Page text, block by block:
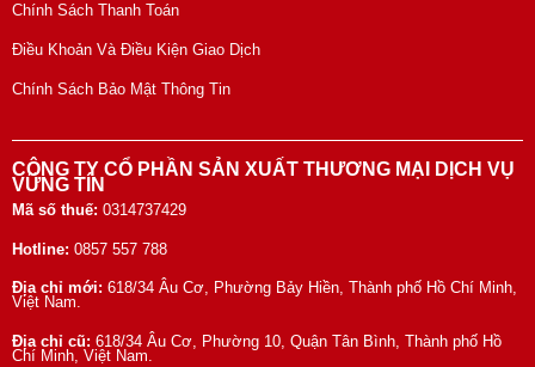
Chính Sách Thanh Toán
Điều Khoản Và Điều Kiện Giao Dịch
Chính Sách Bảo Mật Thông Tin
CÔNG TY CỔ PHẦN SẢN XUẤT THƯƠNG MẠI DỊCH VỤ
VỮNG TÍN
Mã số thuế: 0314737429
Hotline: 0857 557 788
Địa chỉ mới: 618/34 Âu Cơ, Phường Bảy Hiền, Thành phố Hồ Chí Minh,
Việt Nam.
Địa chỉ cũ: 618/34 Âu Cơ, Phường 10, Quận Tân Bình, Thành phố Hồ
Chí Minh, Việt Nam.